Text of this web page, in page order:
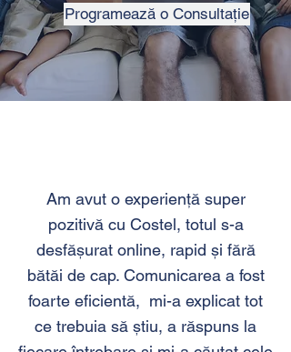
Programează o Consultație
Am avut o experiență super
pozitivă cu Costel, totul s-a
desfășurat online, rapid și fără
bătăi de cap. Comunicarea a fost
foarte eficientă, mi-a explicat tot
ce trebuia să știu, a răspuns la